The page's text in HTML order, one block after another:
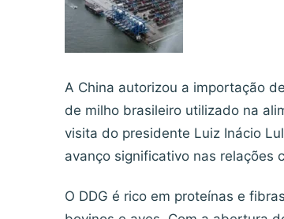
A China autorizou a importação
de milho brasileiro utilizado na
visita do presidente Luiz Inácio
avanço significativo nas relações
O DDG é rico em proteínas e